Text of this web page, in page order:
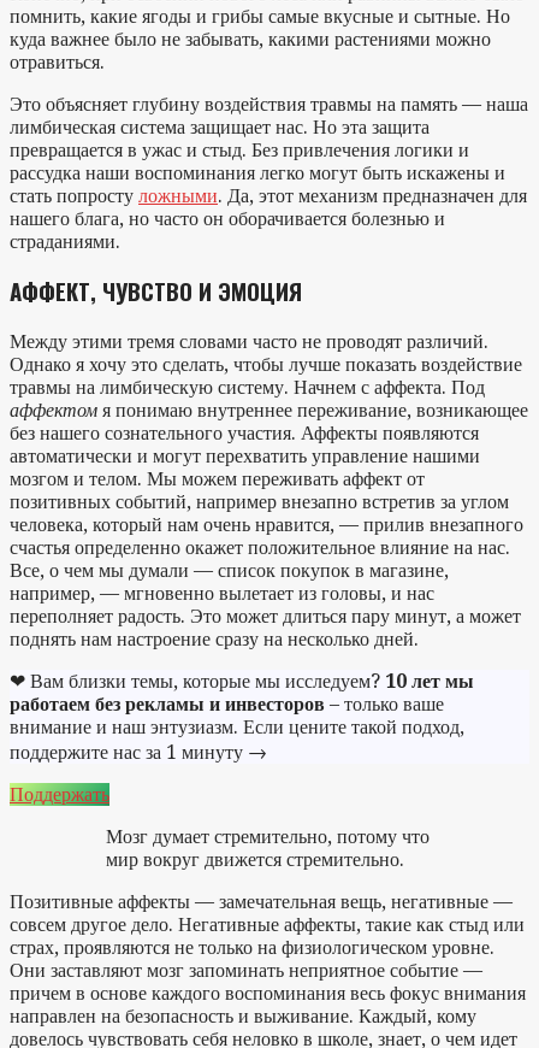
помнить, какие ягоды и грибы самые вкусные и сытные. Но
куда важнее было не забывать, какими растениями можно
отравиться.
Это объясняет глубину воздействия травмы на память — наша
лимбическая система защищает нас. Но эта защита
превращается в ужас и стыд. Без привлечения логики и
рассудка наши воспоминания легко могут быть искажены и
стать попросту ложными. Да, этот механизм предназначен для
нашего блага, но часто он оборачивается болезнью и
страданиями.
АФФЕКТ, ЧУВСТВО И ЭМОЦИЯ
Между этими тремя словами часто не проводят различий.
Однако я хочу это сделать, чтобы лучше показать воздействие
травмы на лимбическую систему. Начнем с аффекта. Под
аффектом я понимаю внутреннее переживание, возникающее
без нашего сознательного участия. Аффекты появляются
автоматически и могут перехватить управление нашими
мозгом и телом. Мы можем переживать аффект от
позитивных событий, например внезапно встретив за углом
человека, который нам очень нравится, — прилив внезапного
счастья определенно окажет положительное влияние на нас.
Все, о чем мы думали — список покупок в магазине,
например, — мгновенно вылетает из головы, и нас
переполняет радость. Это может длиться пару минут, а может
поднять нам настроение сразу на несколько дней.
❤ Вам близки темы, которые мы исследуем? 10 лет мы
работаем без рекламы и инвесторов – только ваше
внимание и наш энтузиазм. Если цените такой подход,
поддержите нас за 1 минуту →
Поддержать
Мозг думает стремительно, потому что
мир вокруг движется стремительно.
Позитивные аффекты — замечательная вещь, негативные —
совсем другое дело. Негативные аффекты, такие как стыд или
страх, проявляются не только на физиологическом уровне.
Они заставляют мозг запоминать неприятное событие —
причем в основе каждого воспоминания весь фокус внимания
направлен на безопасность и выживание. Каждый, кому
довелось чувствовать себя неловко в школе, знает, о чем идет